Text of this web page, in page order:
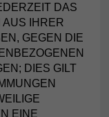
DAS
AUS IHRER
GEGEN DIE
DIES GILT
EINE